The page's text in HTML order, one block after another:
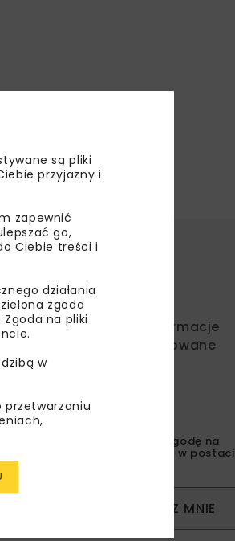
od nas najlepsze informacje
oferty i dedykowane
oraz wyrażam zgodę na
korespondencji handlowej w postaci
ZAPISZ MNIE
są pliki
przyjazny i
zapewnić
go,
Ciebie treści i
działania
zgoda
na pliki
w
przetwarzaniu